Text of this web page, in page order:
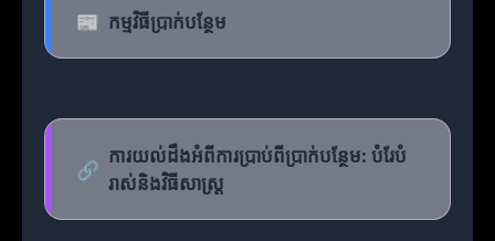
📰 កម្មវិធីប្រាក់បន្ថែម
🔗
ការយល់ដឹងអំពីការប្រាប់ពីប្រាក់បន្ថែម: បំរែបំ
រាស់និងវិធីសាស្រ្ត